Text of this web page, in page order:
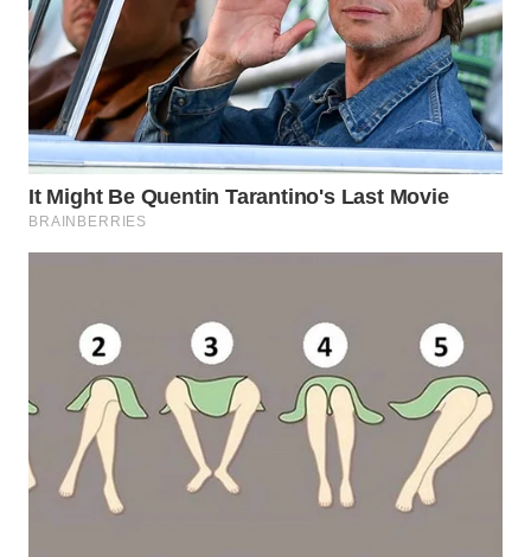
CIREBON
WN
INDRAMAYU
WN
KUNINGAN
WN
WN
SUBANG
WN
SUKABUMI
WN